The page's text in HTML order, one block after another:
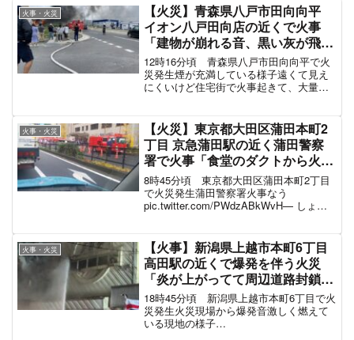
火事・火災
【火災】青森県八戸市田向向平
イオン八戸田向店の近くで火事
「建物が崩れる音、黒い灰が飛ん
でる」周辺道路で通行止め8月11
日
12時16分頃 青森県八戸市田向向平で火
災発生煙が充満している様子遠くて見え
にくいけど住宅街で火事起きて、大量に
と (@wolf_shimonta...
火事・火災
【火災】東京都大田区蒲田本町2
丁目 京急蒲田駅の近く蒲田警察
署で火事「食堂のダクトから火が
出て警察署内に煙が充満、環八は
車線規制で渋滞してる」#蒲田 12
月13日
8時45分頃 東京都大田区蒲田本町2丁目
で火災発生蒲田警察署火事なう
pic.twitter.com/PWdzABkWvH— しょう
火事・火災
【火事】新潟県上越市本町6丁目
高田駅の近くで爆発を伴う火災
「炎が上がってて周辺道路封鎖」
#上越 2月20日
18時45分頃 新潟県上越市本町6丁目で火
災発生火災現場から爆発音激しく燃えて
いる現地の様子